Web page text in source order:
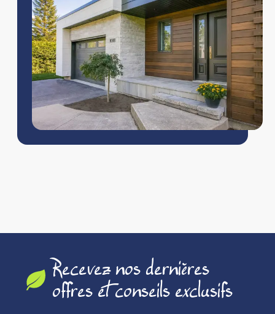
Recevez nos dernières
offres et conseils exclusifs